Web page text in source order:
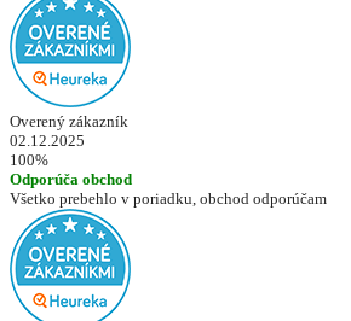
Overený zákazník
02.12.2025
100%
Odporúča obchod
Všetko prebehlo v poriadku, obchod odporúčam